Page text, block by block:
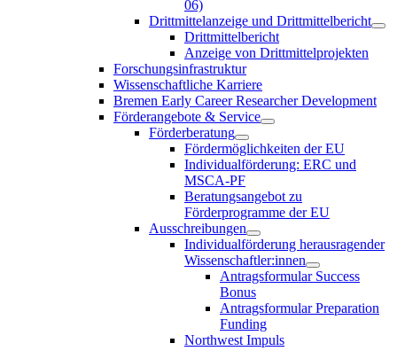
06)
Drittmittelanzeige und Drittmittelbericht
Drittmittelbericht
Anzeige von Drittmittelprojekten
Forschungsinfrastruktur
Wissenschaftliche Karriere
Bremen Early Career Researcher Development
Förderangebote & Service
Förderberatung
Fördermöglichkeiten der EU
Individualförderung: ERC und
MSCA-PF
Beratungsangebot zu
Förderprogramme der EU
Ausschreibungen
Individualförderung herausragender
Wissenschaftler:innen
Antragsformular Success
Bonus
Antragsformular Preparation
Funding
Northwest Impuls